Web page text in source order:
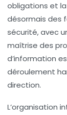
obligations et la
désormais des
sécurité, avec
maîtrise des
d’information
déroulement
direction.
L’organisation